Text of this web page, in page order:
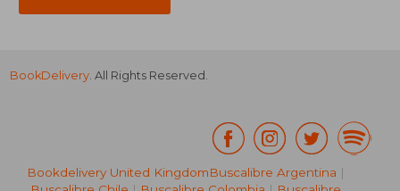
BookDelivery . All Rights Reserved.
Bookdelivery United KingdomBuscalibre Argentina |